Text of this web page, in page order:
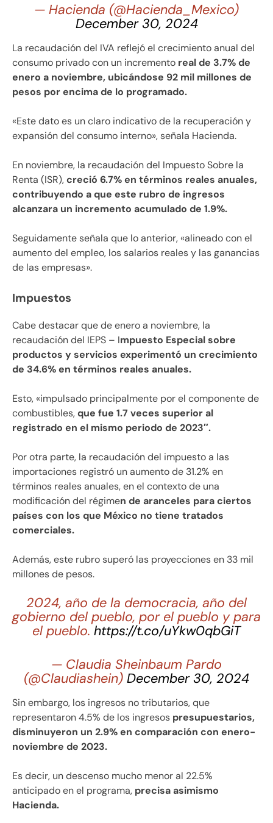
— Hacienda (@Hacienda_Mexico)
December 30, 2024
La recaudación del IVA reflejó el crecimiento anual del
consumo privado con un incremento real de 3.7% de
enero a noviembre, ubicándose 92 mil millones de
pesos por encima de lo programado.
«Este dato es un claro indicativo de la recuperación y
expansión del consumo interno», señala Hacienda.
En noviembre, la recaudación del Impuesto Sobre la
Renta (ISR),creció 6.7% en términos reales anuales,
contribuyendo a que este rubro de ingresos
alcanzara un incremento acumulado de 1.9%.
Seguidamente señala que lo anterior, «alineado con el
aumento del empleo, los salarios reales y las ganancias
de las empresas».
Impuestos
Cabe destacar que de enero a noviembre, la
recaudación del IEPS – Impuesto Especial sobre
productos y servicios experimentó un crecimiento
de 34.6% en términos reales anuales.
Esto, «impulsado principalmente por el componente de
combustibles,que fue 1.7 veces superior al
registrado en el mismo periodo de 2023″.
Por otra parte, la recaudación del impuesto a las
importaciones registró un aumento de 31.2% en
términos reales anuales, en el contexto de una
modificación del régimen de aranceles para ciertos
países con los que México no tiene tratados
comerciales.
Además, este rubro superó las proyecciones en 33 mil
millones de pesos.
2024, año de la democracia, año del
gobierno del pueblo, por el pueblo y para
el pueblo. https://t.co/uYkw0qbGiT
— Claudia Sheinbaum Pardo
(@Claudiashein) December 30, 2024
Sin embargo, los ingresos no tributarios, que
representaron 4.5% de los ingresos presupuestarios,
disminuyeron un 2.9% en comparación con enero-
noviembre de 2023.
Es decir, un descenso mucho menor al 22.5%
anticipado en el programa, precisa asimismo
Hacienda.